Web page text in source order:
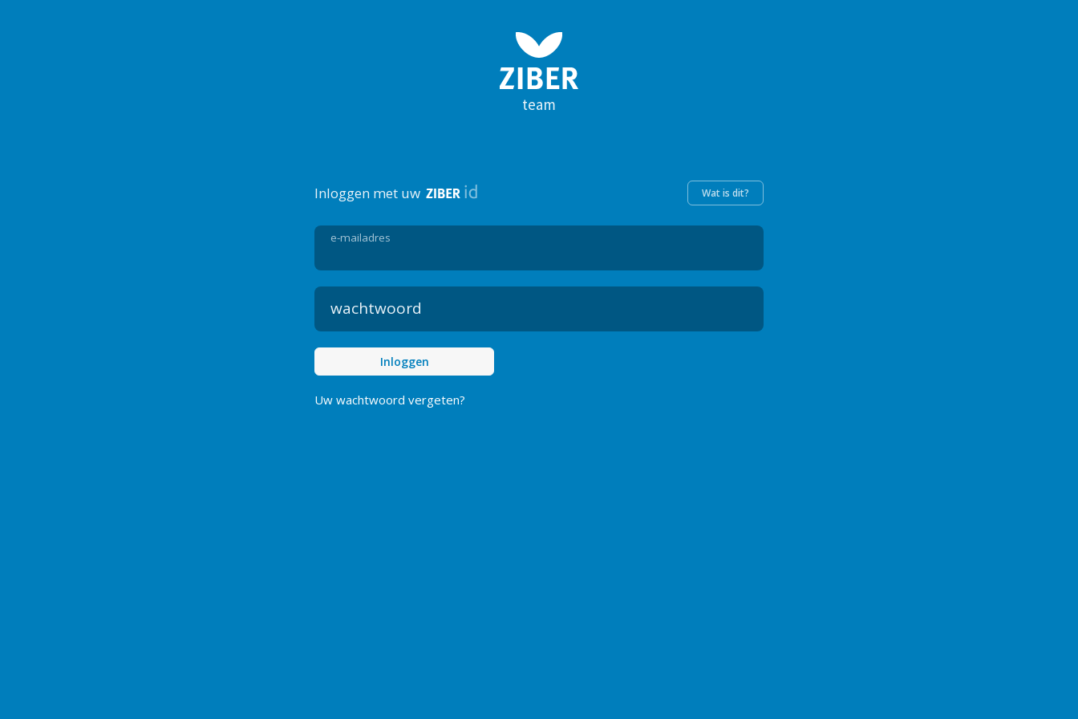
team
Inloggen met uw Wat is dit?
e-mailadres
wachtwoord
Inloggen
Uw wachtwoord vergeten?